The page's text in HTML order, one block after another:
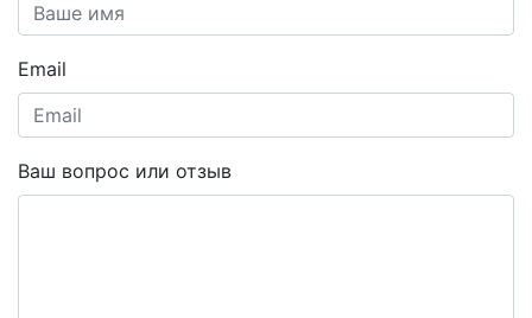
Email
Ваш вопрос или отзыв